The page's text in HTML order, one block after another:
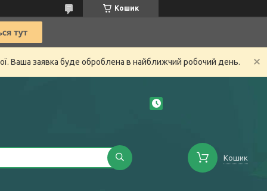
Кошик
Ваша заявка буде оброблена в найближчий робочий день.
Кошик